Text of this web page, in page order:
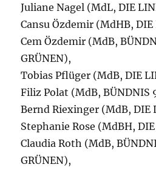
Juliane Nagel (MdL, DIE
Cansu Özdemir (MdHB, DIE
Cem Özdemir (MdB,
GRÜNEN),
Tobias Pflüger (MdB, DIE
Filiz Polat (MdB, BÜNDNIS
Bernd Riexinger (MdB, DIE
Stephanie Rose (MdBH,
Claudia Roth (MdB,
GRÜNEN),